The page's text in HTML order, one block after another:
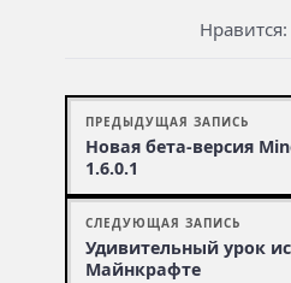
Нравится:
ПРЕДЫДУЩАЯ ЗАПИСЬ
Новая бета-версия
1.6.0.1
СЛЕДУЮЩАЯ ЗАПИСЬ
Удивительный урок
Майнкрафте